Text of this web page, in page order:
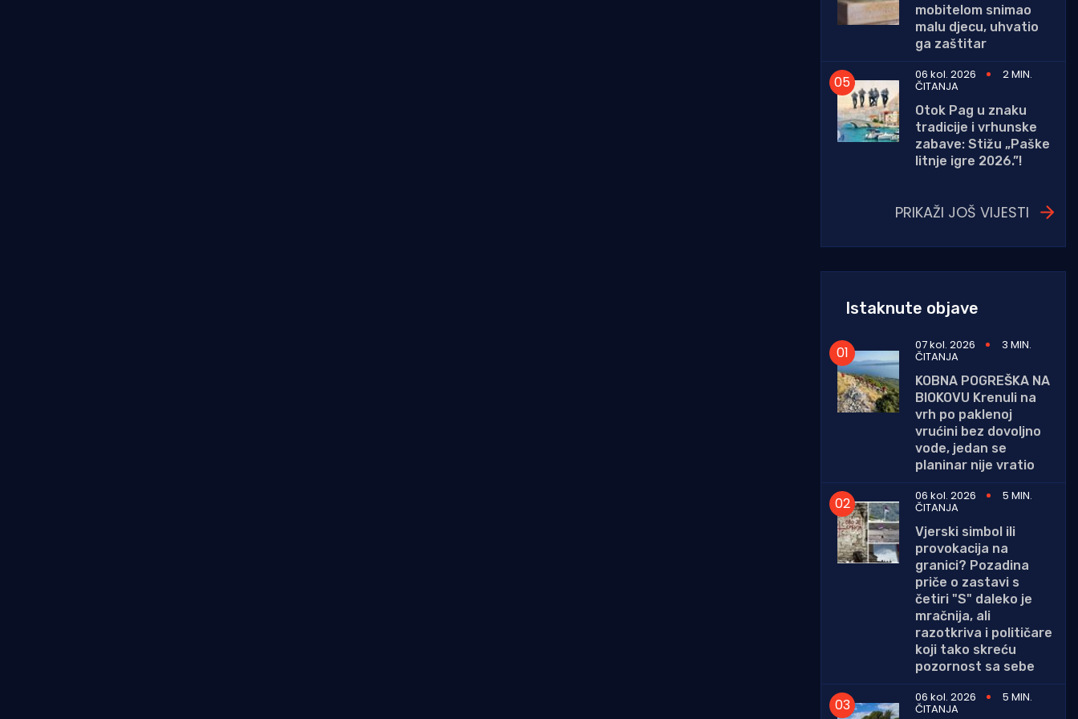
mobitelom snimao
malu djecu, uhvatio
ga zaštitar
06 kol. 2026
2 MIN.
ČITANJA
Otok Pag u znaku
tradicije i vrhunske
zabave: Stižu „Paške
litnje igre 2026.”!
PRIKAŽI JOŠ VIJESTI
Istaknute objave
07 kol. 2026 3 MIN.
ČITANJA
KOBNA POGREŠKA NA
BIOKOVU Krenuli na
vrh po paklenoj
vrućini bez dovoljno
vode, jedan se
planinar nije vratio
06 kol. 2026
5 MIN.
ČITANJA
Vjerski simbol ili
provokacija na
granici? Pozadina
priče o zastavi s
četiri "S" daleko je
mračnija, ali
razotkriva i političare
koji tako skreću
pozornost sa sebe
06 kol. 2026
5 MIN.
ČITANJA